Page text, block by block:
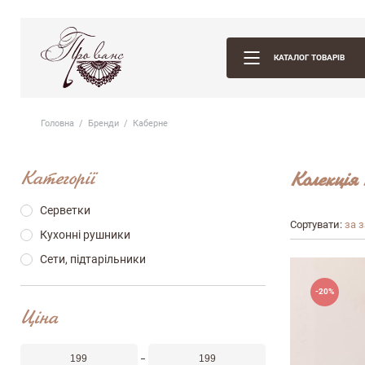
КАТАЛОГ ТОВАРІВ
Головна Бренди Каберне
Категорії
Серветки
Кухонні рушники
Сети, підтарільники
Ціна
Сортувати: за
-20%